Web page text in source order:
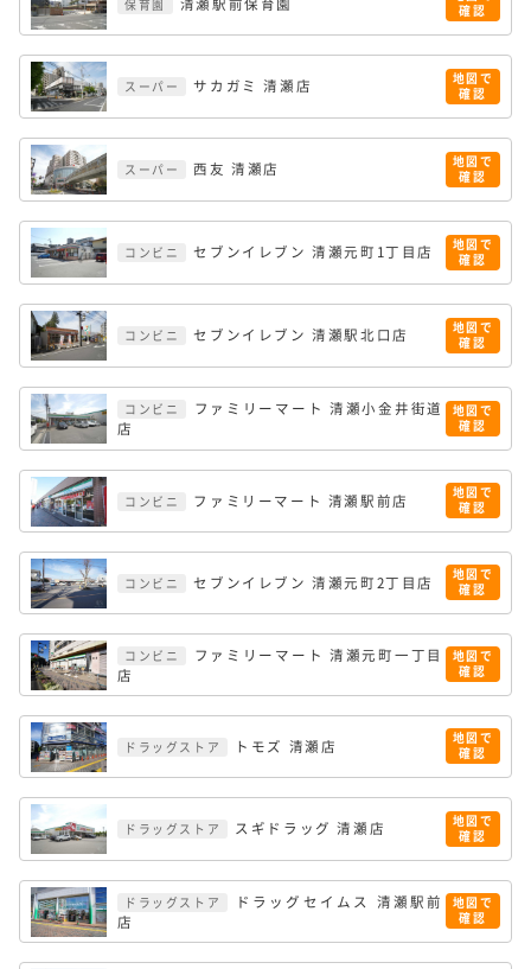
保育園
確認
スーパー サカガミ 清瀬店
地図で
確認
スーパー 西友 清瀬店
地図で
確認
コンビニ セブンイレブン 清瀬元町1丁目店
地図で
確認
コンビニ セブンイレブン 清瀬駅北口店
地図で
確認
コンビニ
ファミリーマート 清瀬小金井街道
店
地図で
確認
コンビニ ファミリーマート 清瀬駅前店
地図で
確認
コンビニ セブンイレブン 清瀬元町2丁目店
地図で
確認
コンビニ
ファミリーマート 清瀬元町一丁目
店
地図で
確認
ドラッグストア トモズ 清瀬店
地図で
確認
ドラッグストア スギドラッグ 清瀬店
地図で
確認
ドラッグストア
ドラッグセイムス 清瀬駅前
店
地図で
確認